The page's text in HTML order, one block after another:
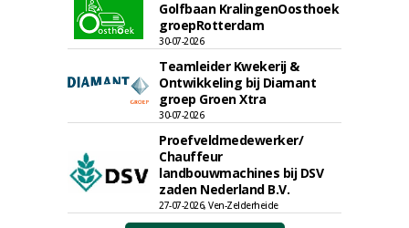
Golfbaan KralingenOosthoek
groepRotterdam
30-07-2026
Teamleider Kwekerij &
Ontwikkeling bij Diamant
groep Groen Xtra
30-07-2026
Proefveldmedewerker/
Chauffeur
landbouwmachines bij DSV
zaden Nederland B.V.
27-07-2026, Ven-Zelderheide